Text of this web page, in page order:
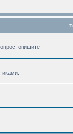
опишите